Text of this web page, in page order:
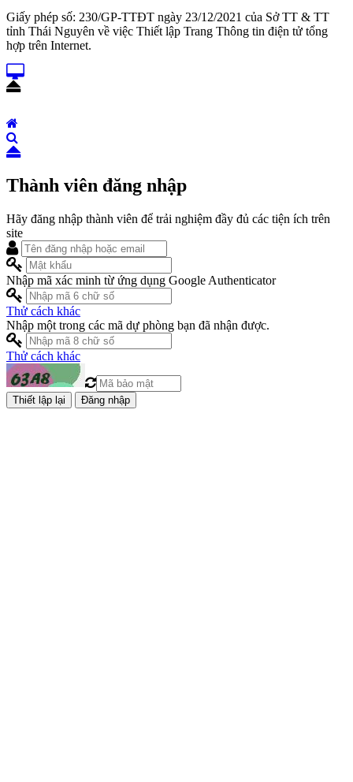
Giấy phép số: 230/GP-TTĐT ngày 23/12/2021 của Sở TT & TT
tỉnh Thái Nguyên về việc Thiết lập Trang Thông tin điện tử tổng
hợp trên Internet.
Thành viên đăng nhập
Hãy đăng nhập thành viên để trải nghiệm đầy đủ các tiện ích trên
site
Nhập mã xác minh từ ứng dụng Google Authenticator
Thử cách khác
Nhập một trong các mã dự phòng bạn đã nhận được.
Thử cách khác
Đăng nhập